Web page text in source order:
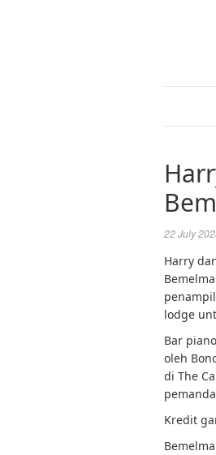
22 July
Harry
lodge
Bar
oleh
di The
Kredit